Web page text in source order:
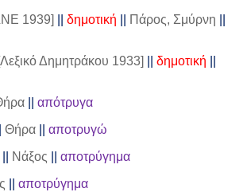
1939]
δημοτική Πάρος, Σμύρνη
Δημητράκου 1933]
δημοτική
|| απότρυγα
Θήρα|| αποτρυγώ
Νάξος
αποτρύγημα
αποτρύγημα